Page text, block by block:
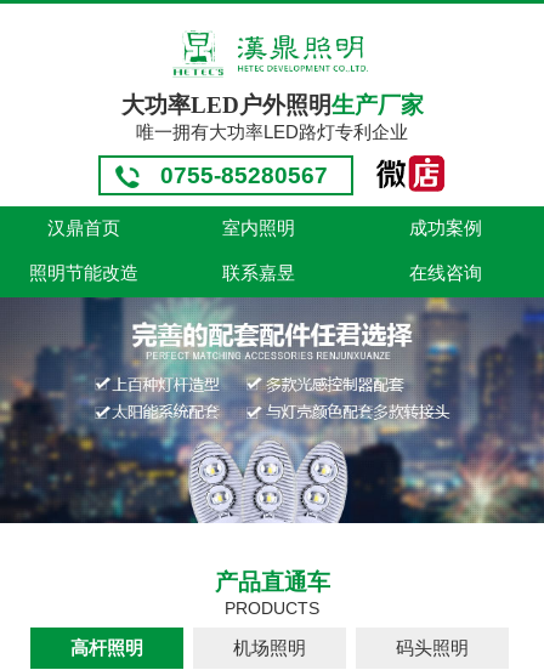
大功率LED户外照明生产厂家
唯一拥有大功率LED路灯专利企业
0755-85280567
汉鼎首页 室内照明 成功案例
照明节能改造 联系嘉昱 在线咨询
产品直通车
PRODUCTS
高杆照明 机场照明 码头照明